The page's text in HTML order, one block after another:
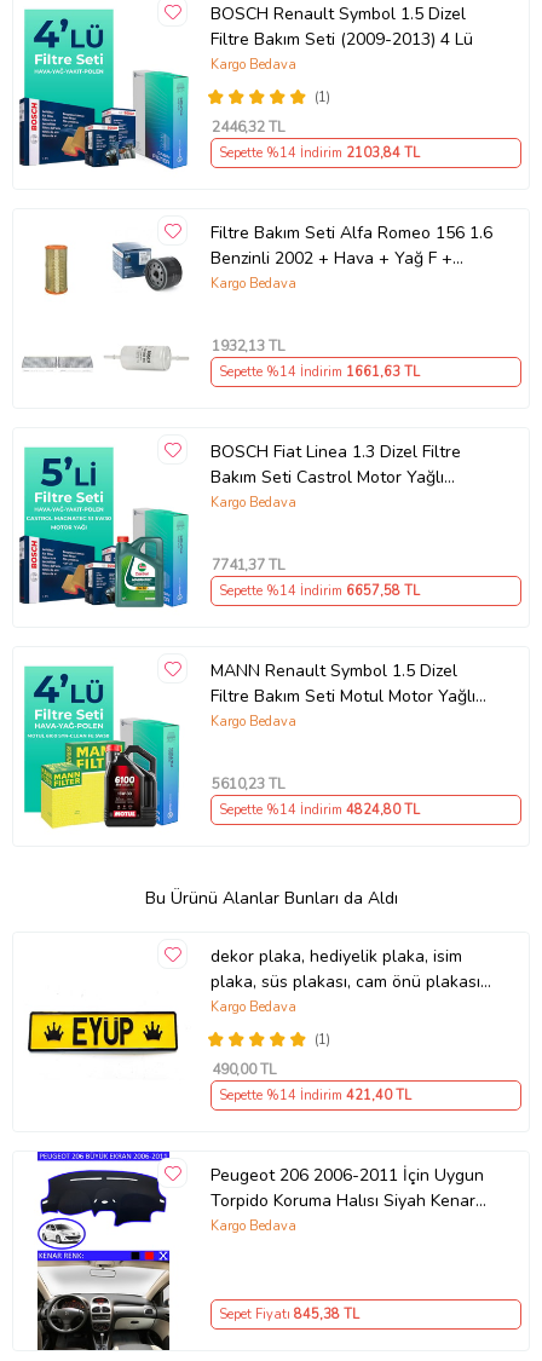
BOSCH Renault Symbol 1.5 Dizel
Filtre Bakım Seti (2009-2013) 4 Lü
(1)
Kargo Bedava
2446,32 TL
Sepette %14 İndirim 2103,84 TL
Filtre Bakım Seti Alfa Romeo 156 1.6
Benzinli 2002 + Hava + Yağ F +
Yakıt F. + Polen Sardes
Kargo Bedava
1932,13 TL
Sepette %14 İndirim 1661,63 TL
BOSCH Fiat Linea 1.3 Dizel Filtre
Bakım Seti Castrol Motor Yağlı
EURO 4 (2007-2017) 5 Li
Kargo Bedava
7741,37 TL
Sepette %14 İndirim 6657,58 TL
MANN Renault Symbol 1.5 Dizel
Filtre Bakım Seti Motul Motor Yağlı
(2009-2013) 4 Lü
Kargo Bedava
5610,23 TL
Sepette %14 İndirim 4824,80 TL
Bu Ürünü Alanlar Bunları da Aldı
dekor plaka, hediyelik plaka, isim
plaka, süs plakası, cam önü plakası,
tırcı plakası (Sarı-Siyah)
(1)
Kargo Bedava
490,00 TL
Sepette %14 İndirim 421,40 TL
Peugeot 206 2006-2011 İçin Uygun
Torpido Koruma Halısı Siyah Kenar
Renk Mavi
Kargo Bedava
Sepet Fiyatı 845,38 TL